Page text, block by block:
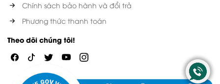
Chính sách bảo hành và đổi trả
Phương thức thanh toán
Theo dõi chúng tôi!